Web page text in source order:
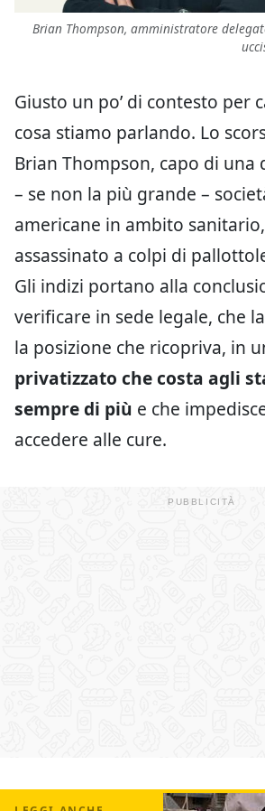
Brian Thompson, amministratore
Giusto un po’ di contesto per
cosa stiamo parlando. Lo
Brian Thompson, capo di una
– se non la più grande –
americane in ambito
assassinato a colpi di
Gli indizi portano alla
verificare in sede legale, che
la posizione che ricopriva, in
privatizzato che costa agli
sempre di più e che
accedere alle cure.